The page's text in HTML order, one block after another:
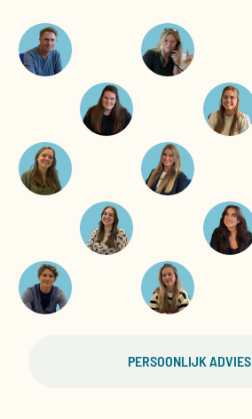
PERSOONLIJK ADVIES